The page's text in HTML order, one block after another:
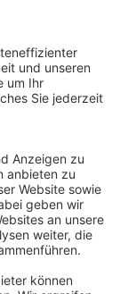
werden
für
befreit